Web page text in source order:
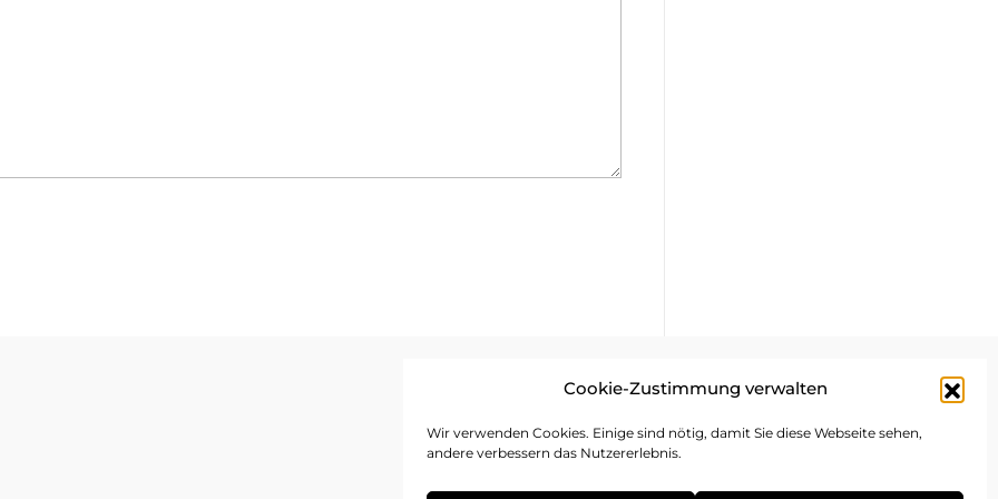
Cookie-Zustimmung verwalten
Wir verwenden Cookies. Einige sind nötig, damit Sie diese Webseite sehen,
andere verbessern das Nutzererlebnis.
Datenschutz